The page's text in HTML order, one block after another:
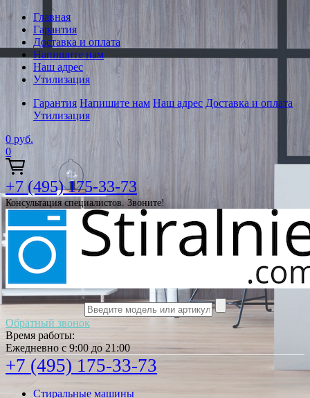
Главная
Гарантия
Доставка и оплата
Напишите нам
Наш адрес
Утилизация
Гарантия Напишите нам Наш адрес Доставка и оплата
Утилизация
0 руб.
0
+7 (495) 175-33-73
Консультация специалистов. Звоните!
Обратный звонок
Время работы:
Ежедневно с 9:00 до 21:00
+7 (495) 175-33-73
Стиральные машины